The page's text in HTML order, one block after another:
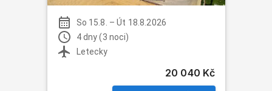
So 15.8. –Út 18.8.2026
4 dny (3 noci)
Letecky
20 040 Kč